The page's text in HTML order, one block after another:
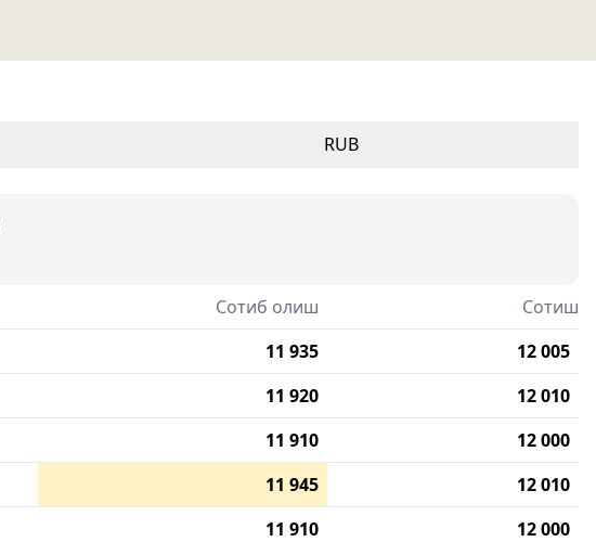
RUB
Сотиб олиш
Сотиш
11 935
12 005
11 920
12 010
11 910
12 000
11 945
12 010
11 910
12 000